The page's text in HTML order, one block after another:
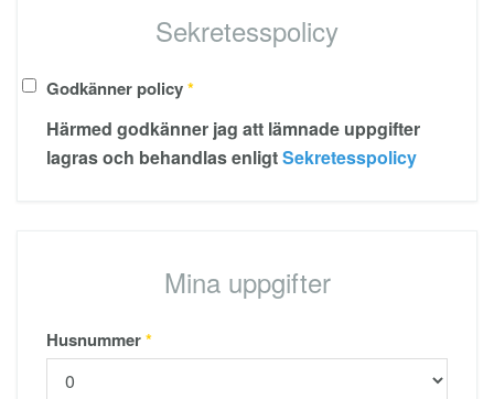
Sekretesspolicy
Godkänner policy*
Härmed godkänner jag att lämnade uppgifter
lagras och behandlas enligtSekretesspolicy
Mina uppgifter
Husnummer*